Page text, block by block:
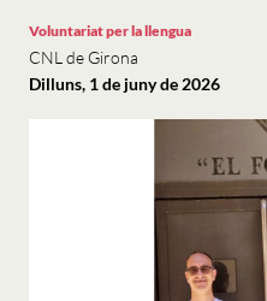
Voluntariat per la llengua
CNL de Girona
Dilluns, 1 de juny de 2026